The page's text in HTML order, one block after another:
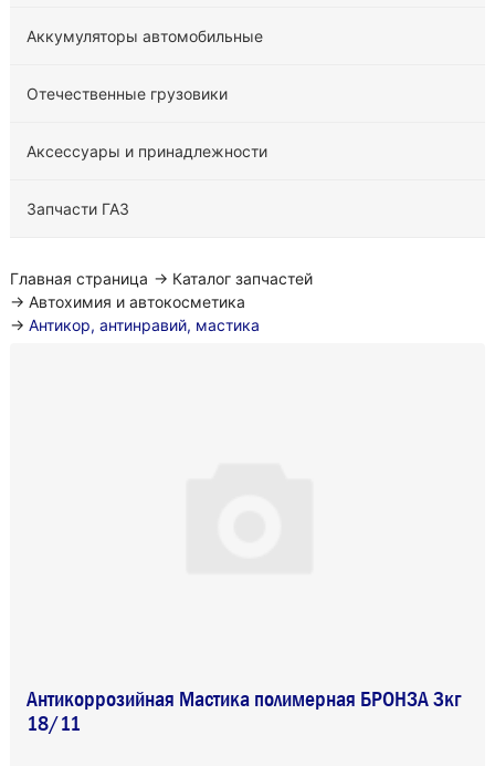
Аккумуляторы автомобильные
Отечественные грузовики
Аксессуары и принадлежности
Запчасти ГАЗ
Главная страница → Каталог запчастей
→ Автохимия и автокосметика
→ Антикор, антинравий, мастика
Антикоррозийная Мастика полимерная БРОНЗА 3кг
18/11